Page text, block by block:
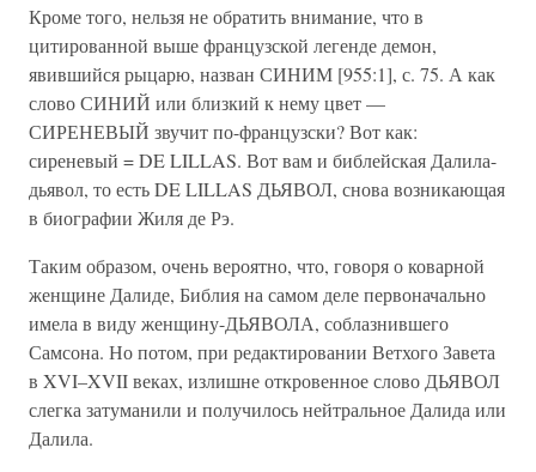
Кроме того, нельзя не обратить внимание, что в
цитированной выше французской легенде демон,
явившийся рыцарю, назван СИНИМ [955:1], с. 75. А как
слово СИНИЙ или близкий к нему цвет —
СИРЕНЕВЫЙ звучит по-французски? Вот как:
сиреневый = DE LILLAS. Вот вам и библейская Далила-
дьявол, то есть DE LILLAS ДЬЯВОЛ, снова возникающая
в биографии Жиля де Рэ.
Таким образом, очень вероятно, что, говоря о коварной
женщине Далиде, Библия на самом деле первоначально
имела в виду женщину-ДЬЯВОЛА, соблазнившего
Самсона. Но потом, при редактировании Ветхого Завета
в XVI–XVII веках, излишне откровенное слово ДЬЯВОЛ
слегка затуманили и получилось нейтральное Далида или
Далила.